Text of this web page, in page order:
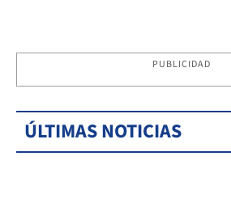
PUBLICIDAD
ÚLTIMAS NOTICIAS